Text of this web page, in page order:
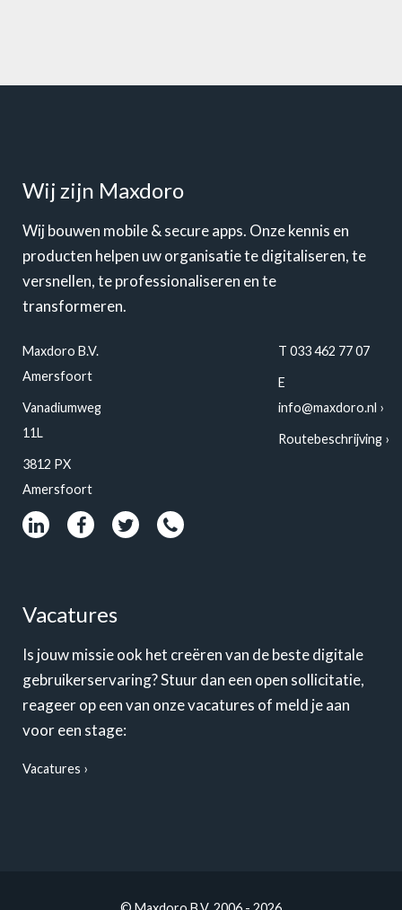
Wij zijn Maxdoro
Wij bouwen mobile & secure apps. Onze kennis en
producten helpen uw organisatie te digitaliseren, te
versnellen, te professionaliseren en te
transformeren.
Maxdoro B.V.
Amersfoort
Vanadiumweg
11L
3812 PX
Amersfoort
T 033 462 77 07
E
info@maxdoro.nl
Routebeschrijving
Vacatures
Is jouw missie ook het creëren van de beste digitale
gebruikerservaring? Stuur dan een open sollicitatie,
reageer op een van onze vacatures of meld je aan
voor een stage:
Vacatures